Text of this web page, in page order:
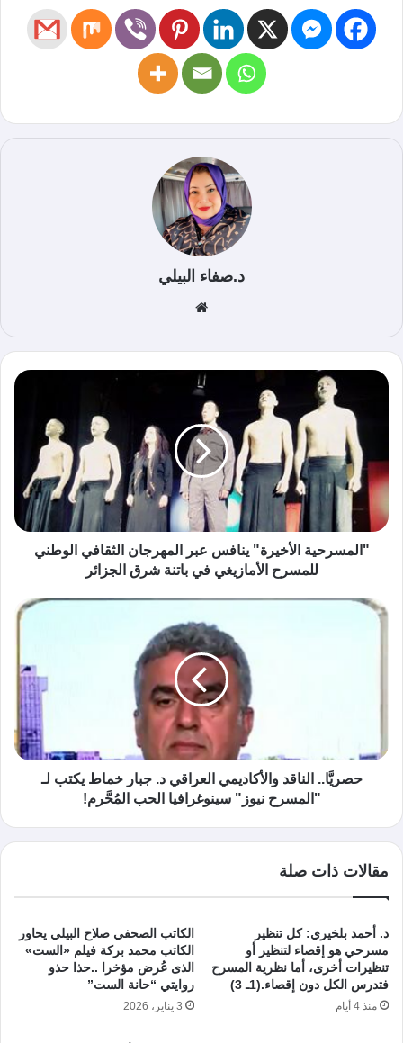
د.صفاء البيلي
الوي
ب
"المسرحية الأخيرة" ينافس عبر المهرجان الثقافي الوطني
للمسرح الأمازيغي في باتنة شرق الجزائر
حصريَّا.. الناقد والأكاديمي العراقي د. جبار خماط يكتب لـ
"المسرح نيوز" سينوغرافيا الحب المُحَّرم!
مقالات ذات صلة
د. أحمد بلخيري: كل تنظير
مسرحي هو إقصاء لتنظير أو
تنظيرات أخرى، أما نظرية المسرح
فتدرس الكل دون إقصاء.(1ـ 3)
منذ 4 أيام
الكاتب الصحفي صلاح البيلي يحاور
الكاتب محمد بركة فيلم «الست»
الذى عُرض مؤخرا ..حذا حذو
روايتي “حانة الست”
3 يناير، 2026